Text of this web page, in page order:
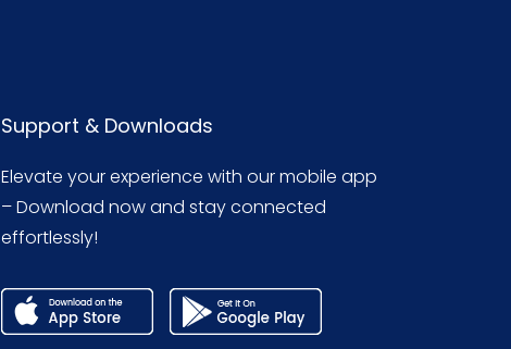
Support & Downloads
Elevate your experience with our mobile app
– Download now and stay connected
effortlessly!